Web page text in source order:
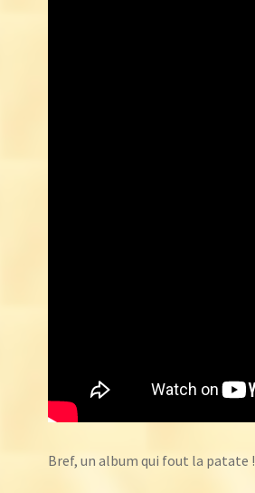
Bref, un album qui fout la patate !